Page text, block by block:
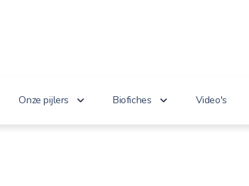
Onze pijlers Biofiches Video's